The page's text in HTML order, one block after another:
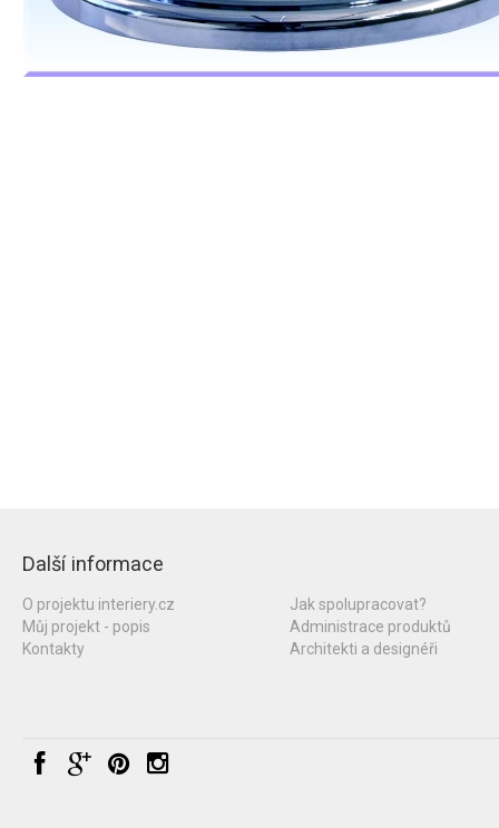
Další informace
O projektu interiery.cz
Můj projekt - popis
Kontakty
Jak spolupracovat?
Administrace produktů
Architekti a designéři